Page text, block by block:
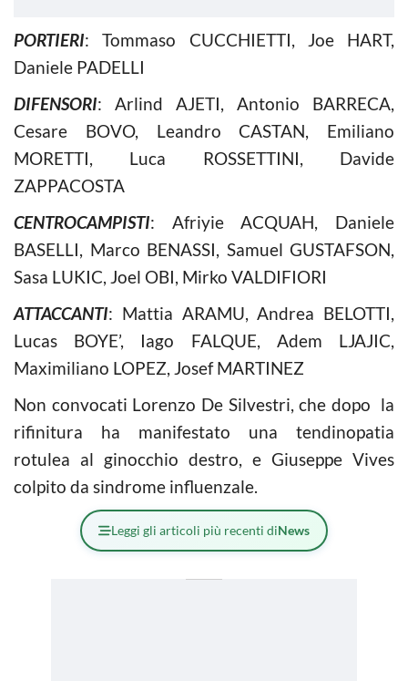
PORTIERI: Tommaso CUCCHIETTI, Joe HART,
Daniele PADELLI
DIFENSORI: Arlind AJETI, Antonio BARRECA,
Cesare BOVO, Leandro CASTAN, Emiliano
MORETTI, Luca ROSSETTINI, Davide
ZAPPACOSTA
CENTROCAMPISTI: Afriyie ACQUAH, Daniele
BASELLI, Marco BENASSI, Samuel GUSTAFSON,
Sasa LUKIC, Joel OBI, Mirko VALDIFIORI
ATTACCANTI: Mattia ARAMU, Andrea BELOTTI,
Lucas BOYE’, Iago FALQUE, Adem LJAJIC,
Maximiliano LOPEZ, Josef MARTINEZ
Non convocati Lorenzo De Silvestri, che dopo la
rifinitura ha manifestato una tendinopatia
rotulea al ginocchio destro, e Giuseppe Vives
colpito da sindrome influenzale.
Leggi gli articoli più recenti diNews